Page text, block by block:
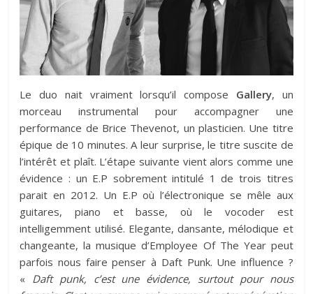
Le duo nait vraiment lorsqu’il compose Gallery, un
morceau instrumental pour accompagner une
performance de Brice Thevenot, un plasticien. Une titre
épique de 10 minutes. A leur surprise, le titre suscite de
l’intérêt et plaît. L’étape suivante vient alors comme une
évidence : un E.P sobrement intitulé 1 de trois titres
parait en 2012. Un E.P où l’électronique se mêle aux
guitares, piano et basse, où le vocoder est
intelligemment utilisé. Elegante, dansante, mélodique et
changeante, la musique d’Employee Of The Year peut
parfois nous faire penser à Daft Punk. Une influence ?
« Daft punk, c’est une évidence, surtout pour nous